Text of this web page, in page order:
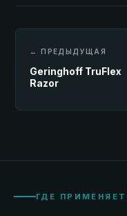
← ПРЕДЫДУЩАЯ
Geringhoff TruFlex
Razor
ГДЕ